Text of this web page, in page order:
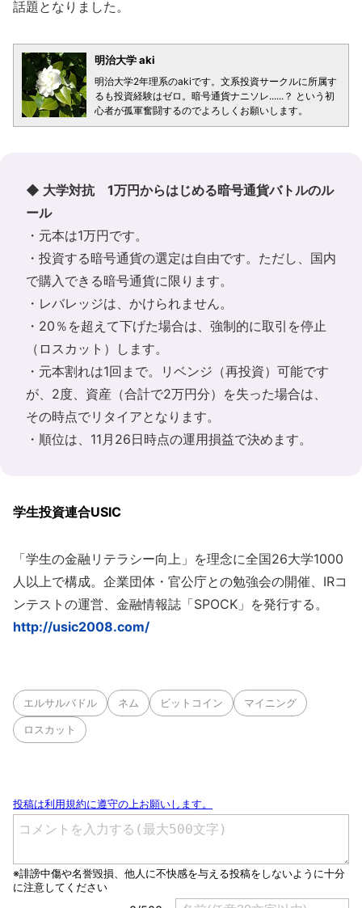
話題となりました。
明治大学 aki
明治大学2年理系のakiです。文系投資サークルに所属す
るも投資経験はゼロ。暗号通貨ナニソレ......？ という初
心者が孤軍奮闘するのでよろしくお願いします。
◆ 大学対抗 1万円からはじめる暗号通貨バトルのル
ール
・元本は1万円です。
・投資する暗号通貨の選定は自由です。ただし、国内
で購入できる暗号通貨に限ります。
・レバレッジは、かけられません。
・20％を超えて下げた場合は、強制的に取引を停止
（ロスカット）します。
・元本割れは1回まで。リベンジ（再投資）可能です
が、2度、資産（合計で2万円分）を失った場合は、
その時点でリタイアとなります。
・順位は、11月26日時点の運用損益で決めます。
学生投資連合USIC
「学生の金融リテラシー向上」を理念に全国26大学1000
人以上で構成。企業団体・官公庁との勉強会の開催、IRコ
ンテストの運営、金融情報誌「SPOCK」を発行する。
http://usic2008.com/
エルサルバドル ネム ビットコイン マイニング
ロスカット